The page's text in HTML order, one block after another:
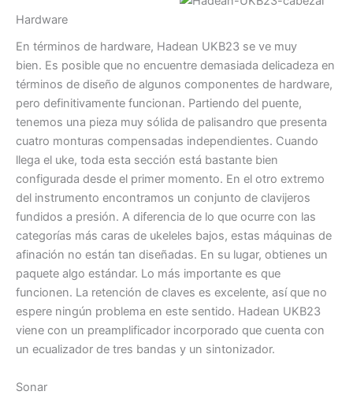
Hardware
En términos de hardware, Hadean UKB23 se ve muy
bien. Es posible que no encuentre demasiada delicadeza en
términos de diseño de algunos componentes de hardware,
pero definitivamente funcionan. Partiendo del puente,
tenemos una pieza muy sólida de palisandro que presenta
cuatro monturas compensadas independientes. Cuando
llega el uke, toda esta sección está bastante bien
configurada desde el primer momento. En el otro extremo
del instrumento encontramos un conjunto de clavijeros
fundidos a presión. A diferencia de lo que ocurre con las
categorías más caras de ukeleles bajos, estas máquinas de
afinación no están tan diseñadas. En su lugar, obtienes un
paquete algo estándar. Lo más importante es que
funcionen. La retención de claves es excelente, así que no
espere ningún problema en este sentido. Hadean UKB23
viene con un preamplificador incorporado que cuenta con
un ecualizador de tres bandas y un sintonizador.
Sonar